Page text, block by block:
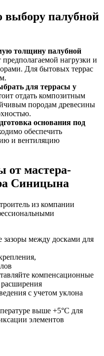
выбору палубной
толщину палубной
нагрузки и
Для бытовых террас
для террасы у
отдать композитным
породам древесины
основания под
обеспечить
и вентиляцию
от мастера-
Синицына
из компании
зазоры между досками для
компенсационные
расширения
с учетом уклона
выше +5°C для
элементов